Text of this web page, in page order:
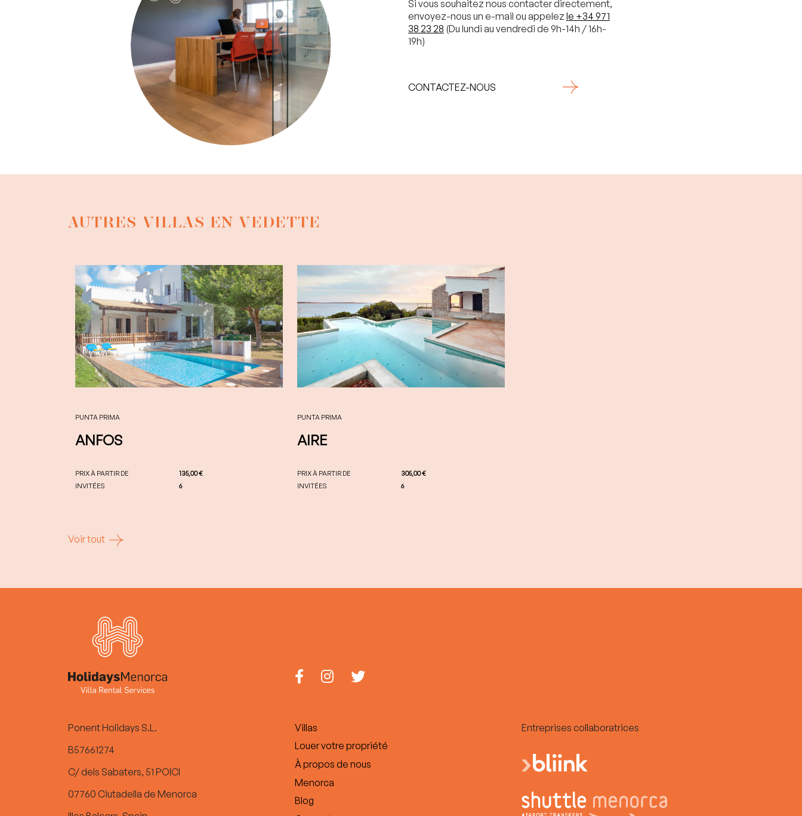
Si vous souhaitez nous contacter directement,
envoyez-nous un e-mail ou appelez le +34 971
38 23 28 (Du lundi au vendredi de 9h-14h / 16h-
19h)
CONTACTEZ-NOUS
AUTRES VILLAS EN VEDETTE
PUNTA PRIMA
ANFOS
PRIX À PARTIR DE
135,00 €
INVITÉES
6
PUNTA PRIMA
AIRE
PRIX À PARTIR DE
305,00 €
INVITÉES
6
Voir tout
Ponent Holidays S.L.
B57661274
C/ dels Sabaters, 51 POICI
07760 Ciutadella de Menorca
Villas
Louer votre propriété
À propos de nous
Menorca
Blog
Entreprises collaboratrices